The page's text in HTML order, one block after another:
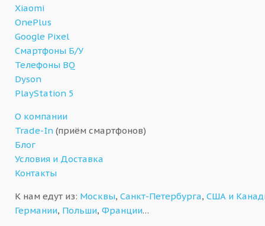
Xiaomi
OnePlus
Google Pixel
Смартфоны Б/У
Телефоны BQ
Dyson
PlayStation 5
О компании
Trade-In (приём смартфонов)
Блог
Условия и Доставка
Контакты
К нам едут из: Москвы, Санкт-Петербурга, США и
Германии, Польши, Франции…